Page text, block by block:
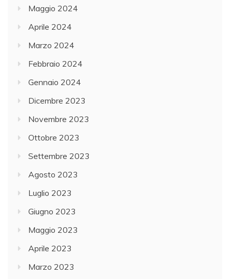
Maggio 2024
Aprile 2024
Marzo 2024
Febbraio 2024
Gennaio 2024
Dicembre 2023
Novembre 2023
Ottobre 2023
Settembre 2023
Agosto 2023
Luglio 2023
Giugno 2023
Maggio 2023
Aprile 2023
Marzo 2023